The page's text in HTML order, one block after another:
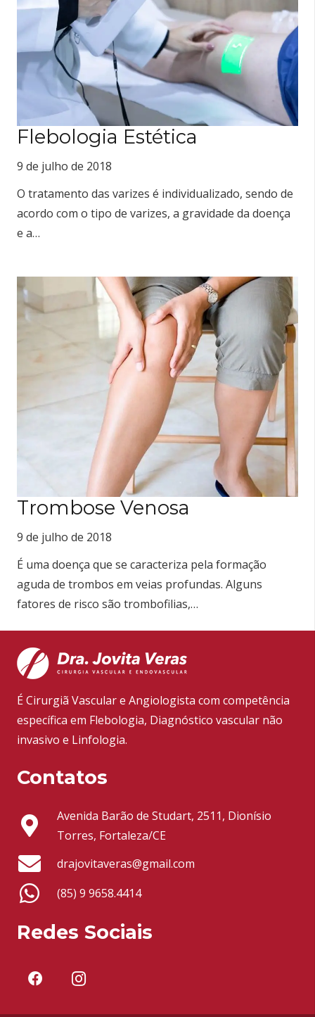
Flebologia Estética
9 de julho de 2018
O tratamento das varizes é individualizado, sendo de
acordo com o tipo de varizes, a gravidade da doença
e a…
Trombose Venosa
9 de julho de 2018
É uma doença que se caracteriza pela formação
aguda de trombos em veias profundas. Alguns
fatores de risco são trombofilias,…
É Cirurgiã Vascular e Angiologista com competência
específica em Flebologia, Diagnóstico vascular não
invasivo e Linfologia.
Contatos
Avenida Barão de Studart, 2511, Dionísio
Torres, Fortaleza/CE
drajovitaveras@gmail.com
(85) 9 9658.4414
Redes Sociais